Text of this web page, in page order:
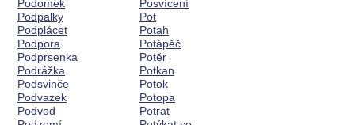
Podomek
Podpalky
Podplácet
Podpora
Podprsenka
Podrážka
Podsvinče
Podvazek
Podvod
Posvícení
Pot
Potah
Potápěč
Potěr
Potkan
Potok
Potopa
Potrat